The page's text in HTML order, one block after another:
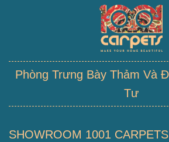
Phòng Trưng Bày Thảm Và
Tư
SHOWROOM 1001 CARPETS